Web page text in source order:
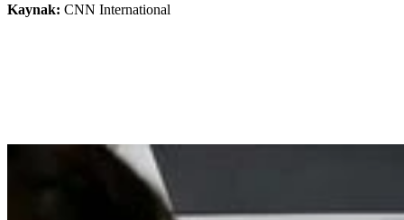
Kaynak: CNN International